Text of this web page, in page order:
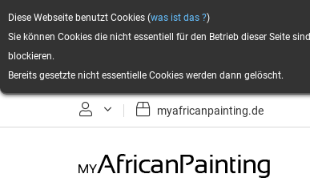
Diese Webseite benutzt Cookies (was ist das ?)
Sie können Cookies die nicht essentiell für den Betrieb dieser Seite sind
blockieren.
Bereits gesetzte nicht essentielle Cookies werden dann gelöscht.
myafricanpainting.de